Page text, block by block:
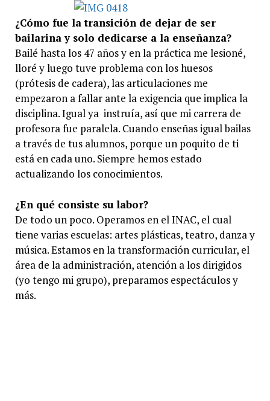
¿Cómo fue la transición de dejar de ser
bailarina y solo dedicarse a la enseñanza?
Bailé hasta los 47 años y en la práctica me lesioné,
lloré y luego tuve problema con los huesos
(prótesis de cadera), las articulaciones me
empezaron a fallar ante la exigencia que implica la
disciplina. Igual ya instruía, así que mi carrera de
profesora fue paralela. Cuando enseñas igual bailas
a través de tus alumnos, porque un poquito de ti
está en cada uno. Siempre hemos estado
actualizando los conocimientos.
¿En qué consiste su labor?
De todo un poco. Operamos en el INAC, el cual
tiene varias escuelas: artes plásticas, teatro, danza y
música. Estamos en la transformación curricular, el
área de la administración, atención a los dirigidos
(yo tengo mi grupo), preparamos espectáculos y
más.